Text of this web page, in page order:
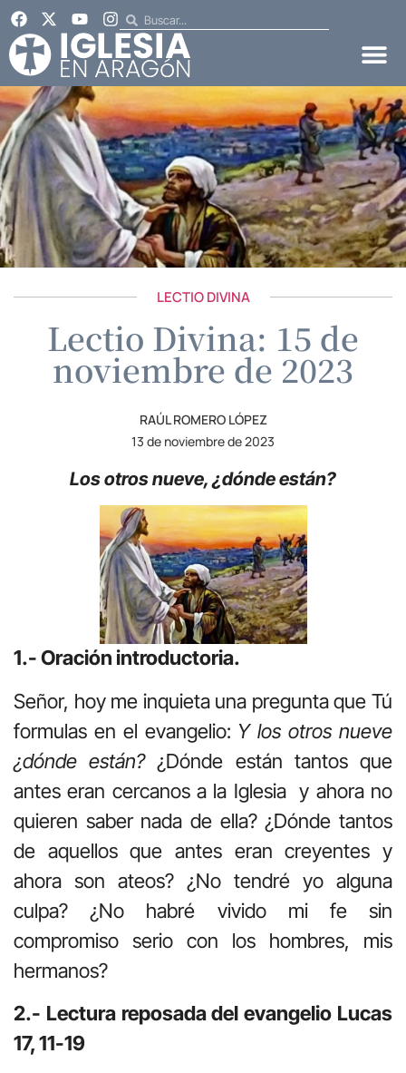
LECTIO DIVINA
Lectio Divina: 15 de
noviembre de 2023
RAÚL ROMERO LÓPEZ
13 de noviembre de 2023
Los otros nueve, ¿dónde están?
1.- Oración introductoria.
Señor, hoy me inquieta una pregunta que Tú
formulas en el evangelio: Y los otros nueve
¿dónde están?¿Dónde están tantos que
antes eran cercanos a la Iglesia y ahora no
quieren saber nada de ella? ¿Dónde tantos
de aquellos que antes eran creyentes y
ahora son ateos? ¿No tendré yo alguna
culpa? ¿No habré vivido mi fe sin
compromiso serio con los hombres, mis
hermanos?
2.- Lectura reposada del evangelio Lucas
17, 11-19